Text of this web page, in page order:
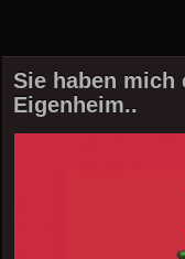
Sie haben
Eigenheim..